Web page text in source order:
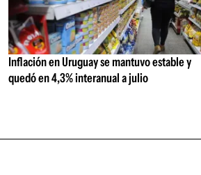
Inflación en Uruguay se mantuvo estable y
quedó en 4,3% interanual a julio